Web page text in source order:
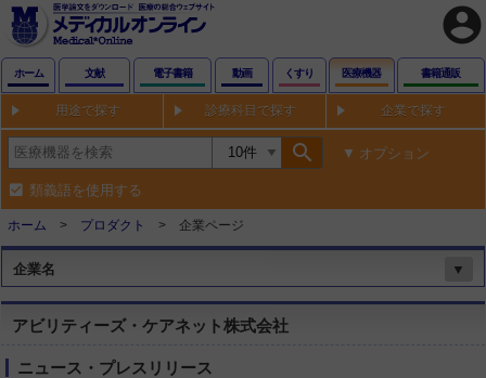
account_circle
ホーム 文献 電子書籍 動画 くすり 医療機器 書籍通販
用途で探す 診療科目で探す 企業で探す
search オプション
類義語を使用する
ホーム プロダクト 企業ページ
企業名 ▼
アビリティーズ・ケアネット株式会社
ニュース・プレスリリース